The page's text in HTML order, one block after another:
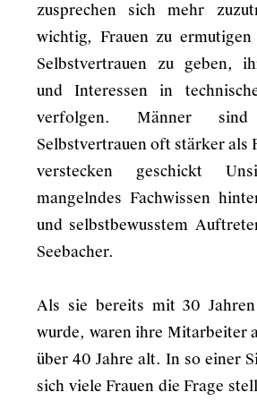
zusprechen sich mehr
wichtig, Frauen zu
Selbstvertrauen zu geben,
und Interessen in
verfolgen. Männer
Selbstvertrauen oft stärker als
verstecken geschickt
mangelndes Fachwissen
und selbstbewusstem
Seebacher.
Als sie bereits mit 30
wurde, waren ihre Mitarbeiter
über 40 Jahre alt. In so einer
sich viele Frauen die Frage